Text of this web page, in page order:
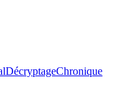
DécryptageChronique